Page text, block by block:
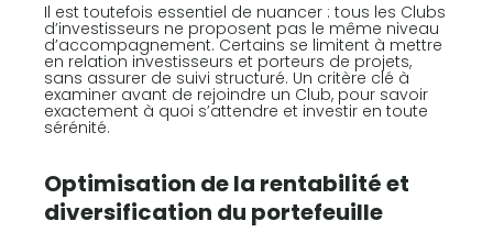
Il est toutefois essentiel de nuancer : tous les Clubs
d’investisseurs ne proposent pas le même niveau
d’accompagnement. Certains se limitent à mettre
en relation investisseurs et porteurs de projets,
sans assurer de suivi structuré. Un critère clé à
examiner avant de rejoindre un Club, pour savoir
exactement à quoi s’attendre et investir en toute
sérénité.
Optimisation de la rentabilité et
diversification du portefeuille